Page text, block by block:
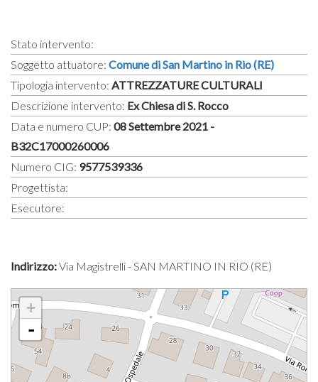
Stato intervento:
Soggetto attuatore: Comune di San Martino in Rio (RE)
Tipologia intervento: ATTREZZATURE CULTURALI
Descrizione intervento: Ex Chiesa di S. Rocco
Data e numero CUP: 08 Settembre 2021 -
B32C17000260006
Numero CIG: 9577539336
Progettista:
Esecutore:
Indirizzo:Via Magistrelli - SAN MARTINO IN RIO (RE)
+
-